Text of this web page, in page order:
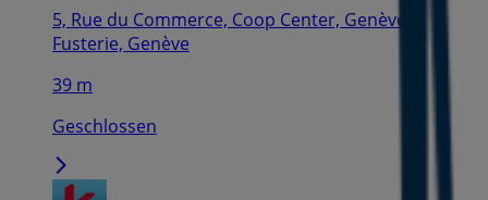
5, Rue du Commerce, Coop Center, Genève
Fusterie, Genève
39 m
Geschlossen